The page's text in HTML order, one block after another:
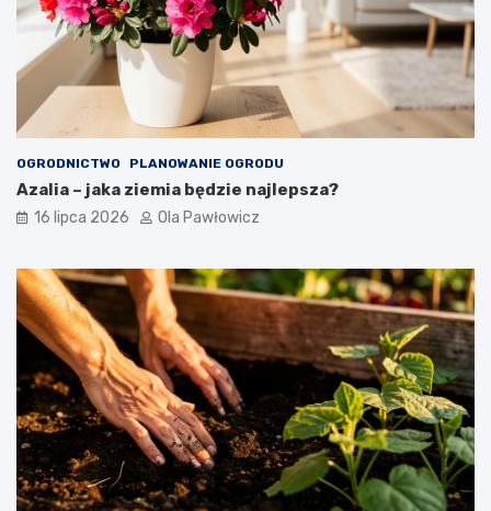
OGRODNICTWO PLANOWANIE OGRODU
Azalia – jaka ziemia będzie najlepsza?
16 lipca 2026 Ola Pawłowicz